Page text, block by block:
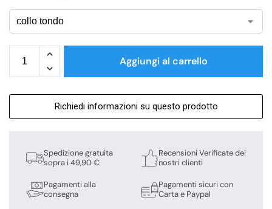
Aggiungi al carrello
Richiedi informazioni su questo prodotto
Spedizione gratuita
sopra i 49,90 €
Pagamenti alla
consegna
Recensioni Verificate dei
nostri clienti
Pagamenti sicuri con
Carta e Paypal